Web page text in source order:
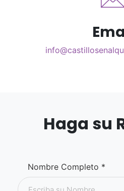
Haga su
Nombre Completo *